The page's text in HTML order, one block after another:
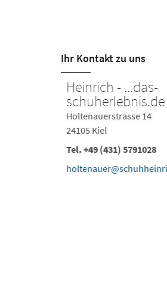
Ihr Kontakt zu uns
Heinrich - ...das-
schuherlebnis.de
Holtenauerstrasse 14
24105 Kiel
Tel.+49 (431) 5791028